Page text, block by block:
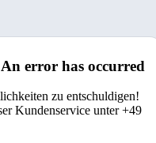
error has occurred
zu entschuldigen!
Kundenservice unter +49